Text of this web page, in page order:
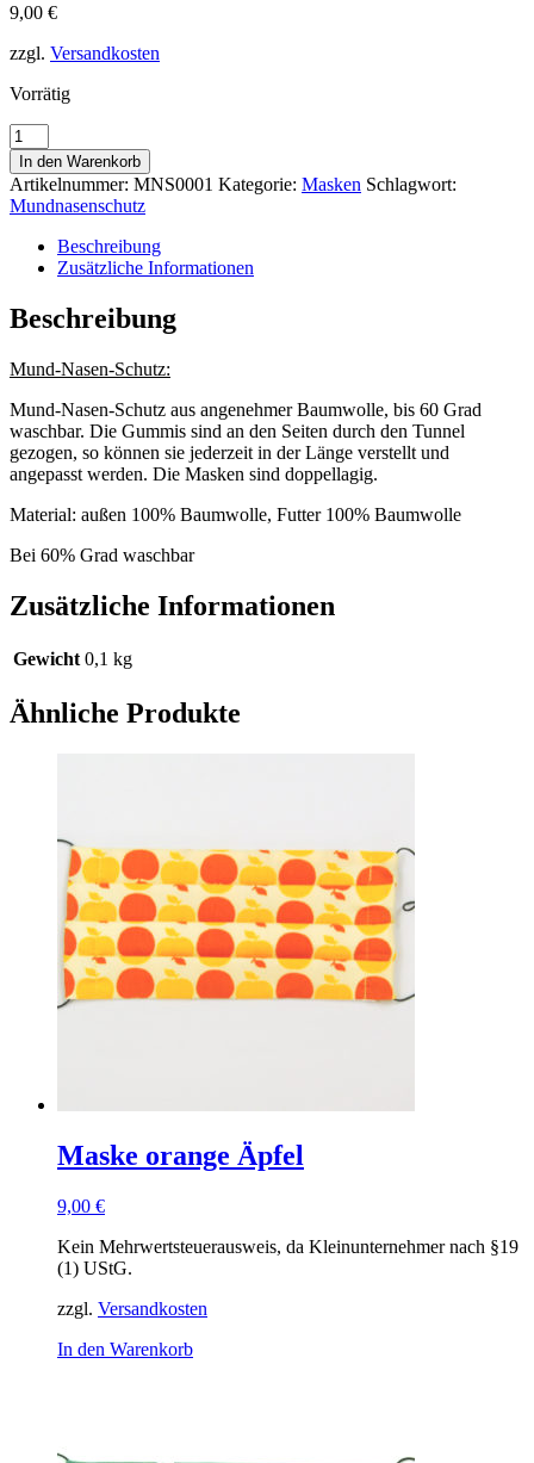
9,00 €
zzgl. Versandkosten
Vorrätig
Maske
blau
mit
Punkten
Menge
In den Warenkorb
Artikelnummer: MNS0001 Kategorie: Masken Schlagwort:
Mundnasenschutz
Beschreibung
Zusätzliche Informationen
Beschreibung
Mund-Nasen-Schutz:
Mund-Nasen-Schutz aus angenehmer Baumwolle, bis 60 Grad
waschbar. Die Gummis sind an den Seiten durch den Tunnel
gezogen, so können sie jederzeit in der Länge verstellt und
angepasst werden. Die Masken sind doppellagig.
Material: außen 100% Baumwolle, Futter 100% Baumwolle
Bei 60% Grad waschbar
Zusätzliche Informationen
Gewicht 0,1 kg
Ähnliche Produkte
Maske orange Äpfel
9,00 €
Kein Mehrwertsteuerausweis, da Kleinunternehmer nach §19
(1) UStG.
zzgl. Versandkosten
In den Warenkorb